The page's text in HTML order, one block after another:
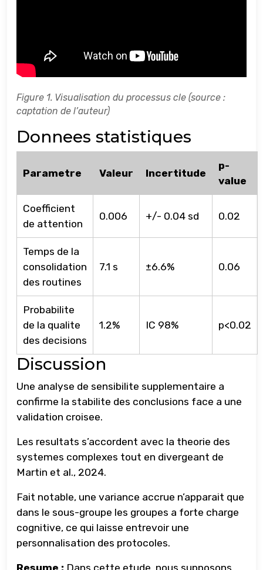
Figure 1. Visualisation du processus cle (source :
captation de l’auteur)
Donnees statistiques
Parametre Valeur Incertitude
p-
value
Coefficient
de attention
0.006 +/- 0.04 sd 0.02
Temps de la
consolidation
des routines
7.1 s ±6.6% 0.06
Probabilite
de la qualite
des decisions
1.2% IC 98% p<0.02
Discussion
Une analyse de sensibilite supplementaire a
confirme la stabilite des conclusions face a une
validation croisee.
Les resultats s’accordent avec la theorie des
systemes complexes tout en divergeant de
Martin et al., 2024.
Fait notable, une variance accrue n’apparait que
dans le sous-groupe les groupes a forte charge
cognitive, ce qui laisse entrevoir une
personnalisation des protocoles.